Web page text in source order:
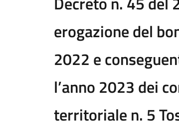
erogazione del
2022 e
l’anno 2023 dei
territoriale n. 5